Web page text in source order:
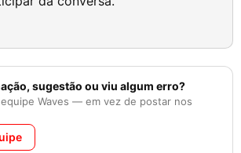
sugestão ou viu algum erro?
Waves — em vez de postar nos